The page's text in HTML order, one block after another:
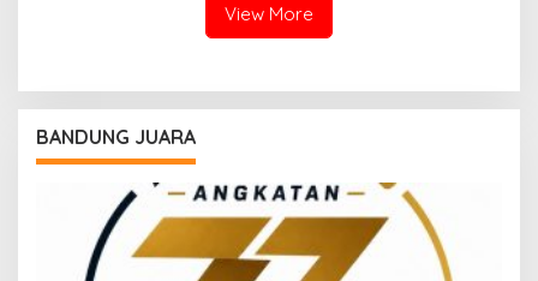
View More
BANDUNG JUARA